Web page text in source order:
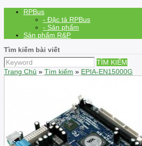
RPBus
- Đặc tả RPBus
- Sản phẩm
Sản phẩm R&P
Tìm kiếm bài viết
TÌM KIẾM
Trang Chủ » Tìm kiếm » EPIA-EN15000G